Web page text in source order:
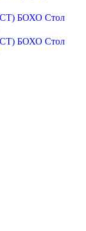
БОХО Стол
БОХО Стол